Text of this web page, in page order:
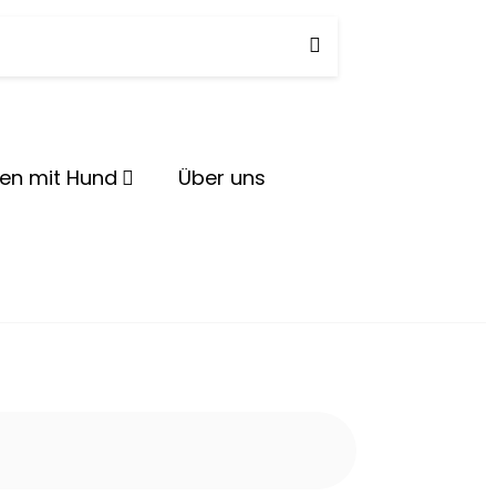
mit Hund Über uns